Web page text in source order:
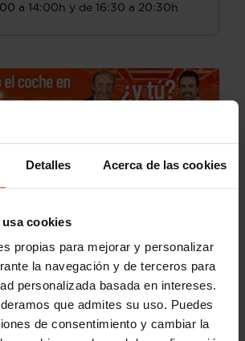
Detalles Acerca de las cookies
cookies
propias para mejorar y personalizar
la navegación y de terceros para
personalizada basada en intereses.
que admites su uso. Puedes
de consentimiento y cambiar la
a 14:00h y de 16:30 a 20:30h
búsqueda!
el coche que necesitas?
cuando lo tengamos.